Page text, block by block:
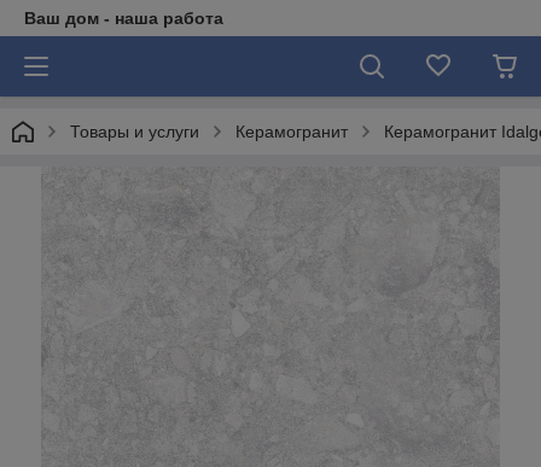
Ваш дом - наша работа
Товары и услуги Керамогранит Керамогранит